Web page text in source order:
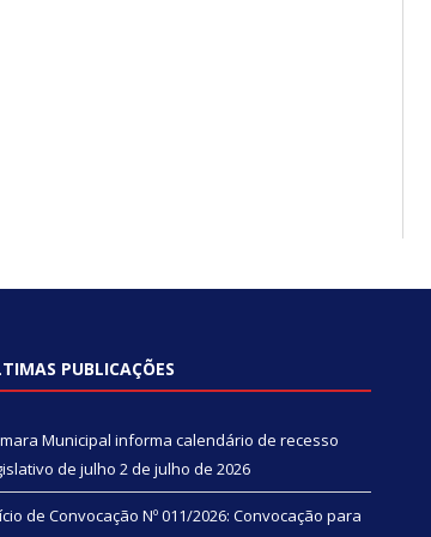
PUBLICAÇÕES
Municipal informa calendário de recesso
de julho 2 de julho de 2026
de Convocação Nº 011/2026: Convocação para